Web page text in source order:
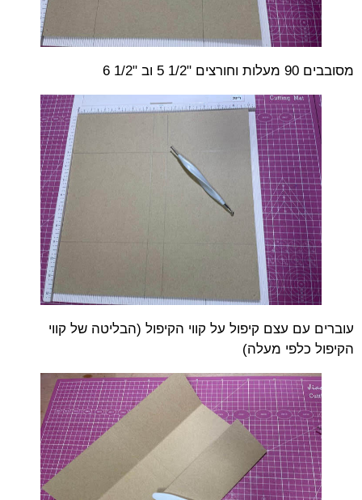
מסובבים 90 מעלות וחורצים "1/2 5 וב "1/2 6
עוברים עם עצם קיפול על קווי הקיפול (הבליטה של קווי
הקיפול כלפי מעלה)